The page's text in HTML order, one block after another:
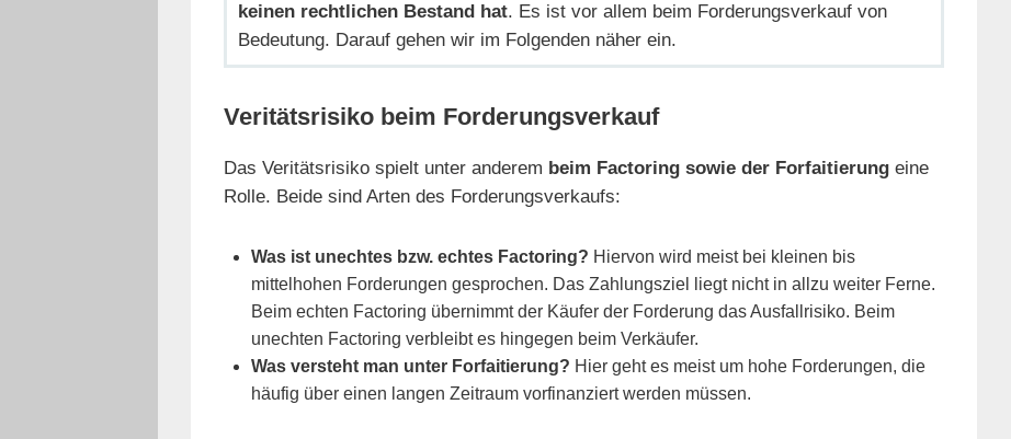
keinen rechtlichen Bestand hat. Es ist vor allem beim Forderungsverkauf von
Bedeutung. Darauf gehen wir im Folgenden näher ein.
Veritätsrisiko beim Forderungsverkauf
Das Veritätsrisiko spielt unter anderem beim Factoring sowie der Forfaitierungeine
Rolle. Beide sind Arten des Forderungsverkaufs:
Was ist unechtes bzw. echtes Factoring? Hiervon wird meist bei kleinen bis
mittelhohen Forderungen gesprochen. Das Zahlungsziel liegt nicht in allzu weiter Ferne.
Beim echten Factoring übernimmt der Käufer der Forderung das Ausfallrisiko. Beim
unechten Factoring verbleibt es hingegen beim Verkäufer.
Was versteht man unter Forfaitierung? Hier geht es meist um hohe Forderungen, die
häufig über einen langen Zeitraum vorfinanziert werden müssen.